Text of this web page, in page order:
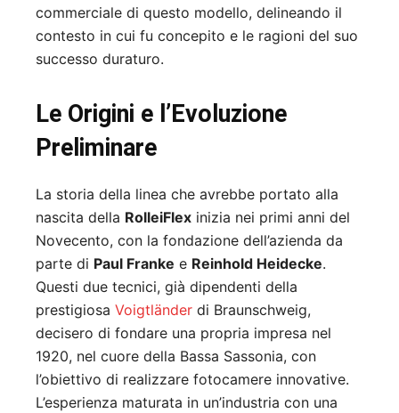
commerciale di questo modello, delineando il
contesto in cui fu concepito e le ragioni del suo
successo duraturo.
Le Origini e l’Evoluzione
Preliminare
La storia della linea che avrebbe portato alla
nascita della RolleiFlex inizia nei primi anni del
Novecento, con la fondazione dell’azienda da
parte di Paul Franke e Reinhold Heidecke.
Questi due tecnici, già dipendenti della
prestigiosa Voigtländer di Braunschweig,
decisero di fondare una propria impresa nel
1920, nel cuore della Bassa Sassonia, con
l’obiettivo di realizzare fotocamere innovative.
L’esperienza maturata in un’industria con una